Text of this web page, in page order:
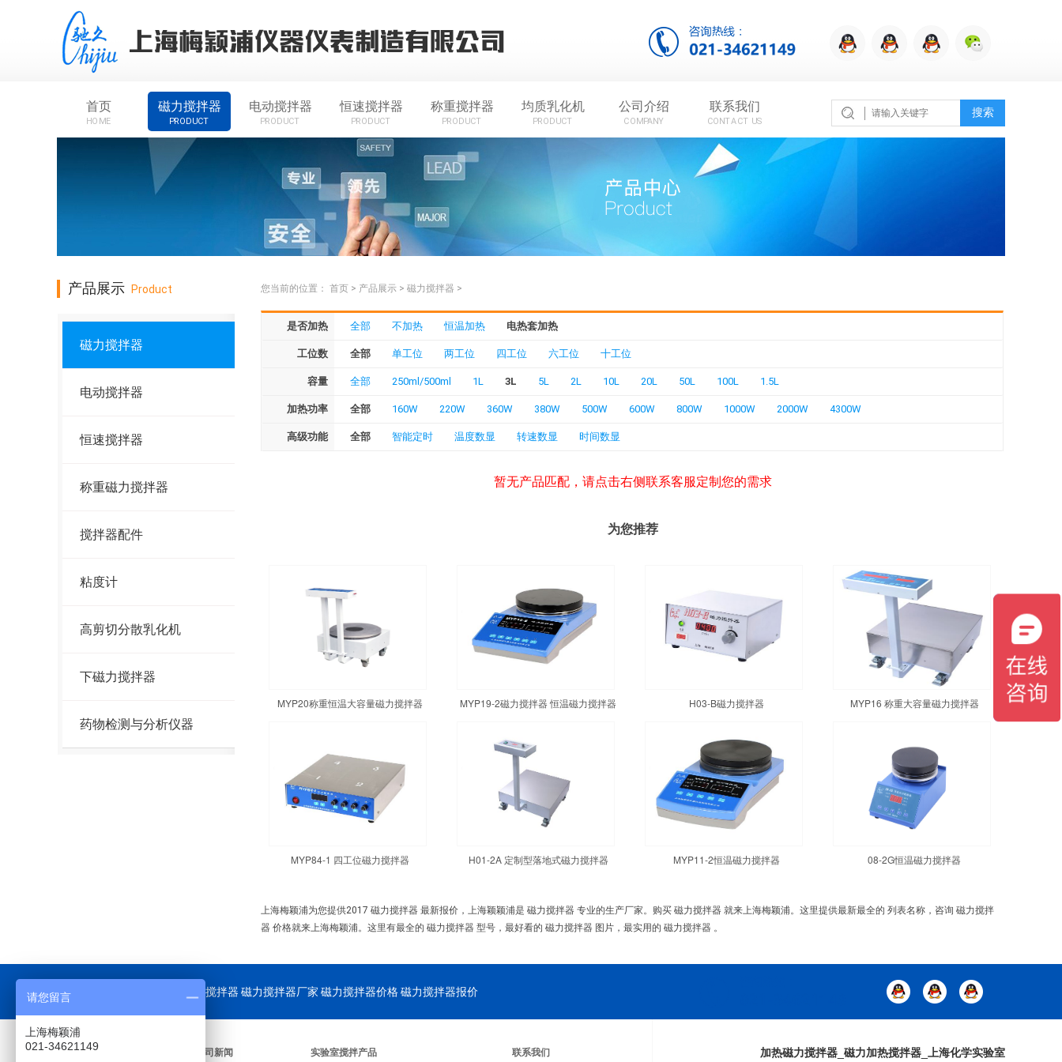
首页
HOME
磁力搅拌器
PRODUCT
电动搅拌器
PRODUCT
恒速搅拌器
PRODUCT
称重搅拌器
PRODUCT
均质乳化机
PRODUCT
公司介绍
COMPANY
联系我们
CONTACT US
搜索
产品展示 Product
磁力搅拌器
电动搅拌器
恒速搅拌器
称重磁力搅拌器
搅拌器配件
粘度计
高剪切分散乳化机
下磁力搅拌器
药物检测与分析仪器
您当前的位置： 首页 > 产品展示 > 磁力搅拌器 >
是否加热 全部 不加热 恒温加热 电热套加热
工位数 全部 单工位 两工位 四工位 六工位 十工位
容量 全部 250ml/500ml 1L 3L 5L 2L 10L 20L 50L 100L 1.5L
加热功率 全部 160W 220W 360W 380W 500W 600W 800W 1000W 2000W 4300W
高级功能 全部 智能定时 温度数显 转速数显 时间数显
暂无产品匹配，请点击右侧联系客服定制您的需求
为您推荐
MYP20称重恒温大容量磁力搅拌器 MYP19-2磁力搅拌器 恒温磁力搅拌器 H03-B磁力搅拌器 MYP16 称重大容量磁力搅拌器
MYP84-1 四工位磁力搅拌器 H01-2A 定制型落地式磁力搅拌器 MYP11-2恒温磁力搅拌器 08-2G恒温磁力搅拌器
上海梅颖浦为您提供2017 磁力搅拌器 最新报价，上海颖颖浦是 磁力搅拌器 专业的生产厂家。购买 磁力搅拌器 就来上海梅颖浦。这里提供最新最全的 列表名称，咨询 磁力搅拌
器 价格就来上海梅颖浦。这里有最全的 磁力搅拌器 型号，最好看的 磁力搅拌器 图片，最实用的 磁力搅拌器 。
公司重点供应： 磁力搅拌器 磁力搅拌器厂家 磁力搅拌器价格 磁力搅拌器报价
关于我们 公司新闻 实验室搅拌产品 联系我们 加热磁力搅拌器_磁力加热搅拌器_上海化学实验室
请您留言
上海梅颖浦
021-34621149